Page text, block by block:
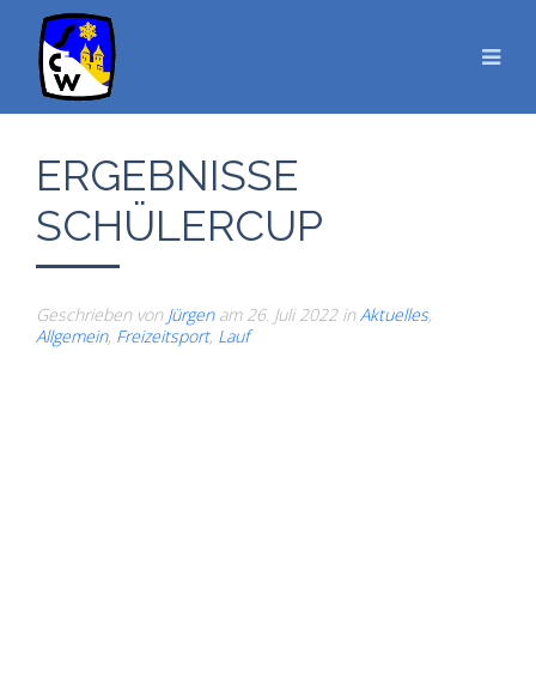
ERGEBNISSE
SCHÜLERCUP
Geschrieben von Jürgenam 26. Juli 2022inAktuelles,
Allgemein, Freizeitsport, Lauf